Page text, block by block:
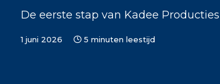
De eerste stap van Kadee
1 juni 2026 5 minuten leestijd